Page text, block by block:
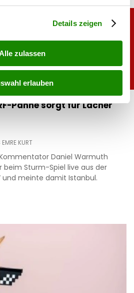
Details zeigen
zulassen
erlauben
Panne sorgt für Lacher
KURT
Kommentator Daniel Warmuth
Sturm-Spiel live aus der
und meinte damit Istanbul.